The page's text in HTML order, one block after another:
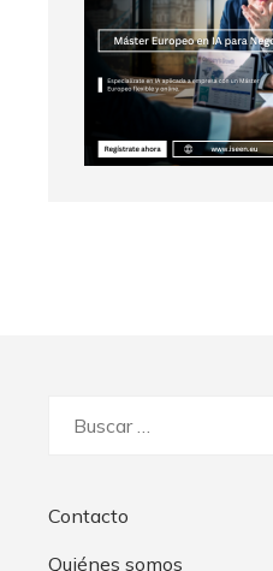
Contacto
Quiénes somos